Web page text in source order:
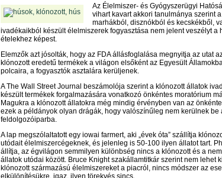
Az Élelmiszer- és Gyógyszerügyi
vihart kavart akkori tanulmánya szerint
marhákból, disznókból és kecskékből,
ivadékaikból készült élelmiszerek fogyasztása nem jelent veszélyt a
ételekhez képest.
Elemzők azt jósolták, hogy az FDA állásfoglalása megnyitja az utat
klónozott eredetű termékek a világon elsőként az Egyesült
polcaira, a fogyasztók asztalára kerüljenek.
A The Wall Street Journal beszámolója szerint a klónozott állatok
készült termékek forgalmazására vonatkozó önkéntes moratórium
Magukra a klónozott állatokra még mindig érvényben van az
ezek a példányok olyan drágák, hogy valószínűleg nem kerülnek be
feldolgozóiparba.
A lap megszólaltatott egy iowai farmert, aki „évek óta” szállítja
utódait élelmiszercégeknek, és jelenleg is 50-100 ilyen állatot tart.
állítja, az égvilágon semmilyen különbség nincs a klónozott és a
állatok utódai között. Bruce Knight szakállamtitkár szerint nem lehet
klónozott származású élelmiszereket a piacról, nincs módszer az
elkülönítésükre, igaz, ilyen törekvés sincs.